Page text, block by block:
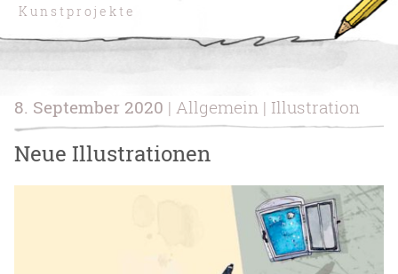
Kunstprojekte
8. September 2020 | Allgemein | Illustration
Neue Illustrationen